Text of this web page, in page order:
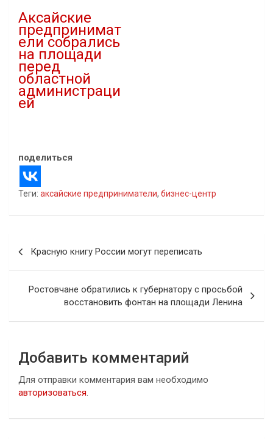
Аксайские
предпринимат
ели собрались
на площади
перед
областной
администраци
ей
поделиться
Теги: аксайские предприниматели, бизнес-центр
записям
Красную книгу России могут переписать
Ростовчане обратились к губернатору с просьбой
восстановить фонтан на площади Ленина
Добавить комментарий
Для отправки комментария вам необходимо
авторизоваться.